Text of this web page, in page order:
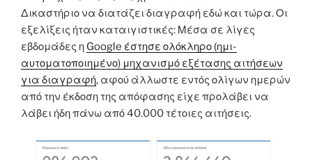
Δικαστήριο να διατάζει διαγραφή εδώ και τώρα. Οι
εξελίξεις ήταν καταιγιστικές: Μέσα σε λίγες
εβδομάδες η Google έστησε ολόκληρο (ημι-
αυτοματοποιημένο) μηχανισμό εξέτασης αιτήσεων
για διαγραφή, αφού άλλωστε εντός ολίγων ημερών
από την έκδοση της απόφασης είχε προλάβει να
λάβει ήδη πάνω από 40.000 τέτοιες αιτήσεις.